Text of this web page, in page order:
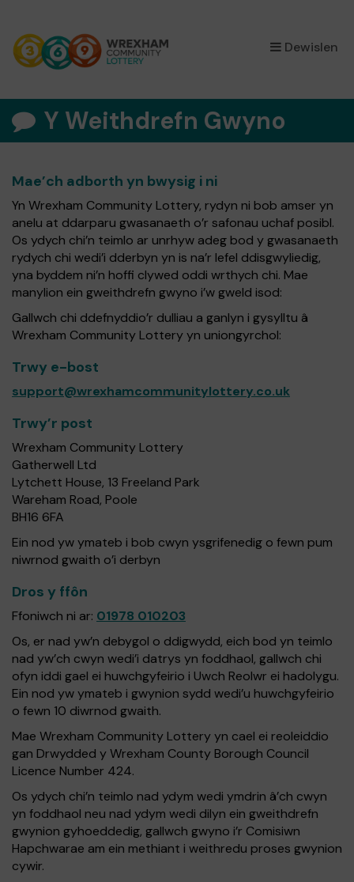
Dewislen
×
Y Weithdrefn Gwyno
Mae’ch adborth yn bwysig i ni
Yn Wrexham Community Lottery, rydyn ni bob amser yn
anelu at ddarparu gwasanaeth o’r safonau uchaf posibl.
Os ydych chi’n teimlo ar unrhyw adeg bod y gwasanaeth
rydych chi wedi’i dderbyn yn is na’r lefel ddisgwyliedig,
yna byddem ni’n hoffi clywed oddi wrthych chi. Mae
manylion ein gweithdrefn gwyno i’w gweld isod:
Gallwch chi ddefnyddio’r dulliau a ganlyn i gysylltu â
Wrexham Community Lottery yn uniongyrchol:
Trwy e-bost
support@wrexhamcommunitylottery.co.uk
Trwy’r post
Wrexham Community Lottery
Gatherwell Ltd
Lytchett House, 13 Freeland Park
Wareham Road, Poole
BH16 6FA
Ein nod yw ymateb i bob cwyn ysgrifenedig o fewn pum
niwrnod gwaith o’i derbyn
Dros y ffôn
Ffoniwch ni ar: 01978 010203
Os, er nad yw’n debygol o ddigwydd, eich bod yn teimlo
nad yw’ch cwyn wedi’i datrys yn foddhaol, gallwch chi
ofyn iddi gael ei huwchgyfeirio i Uwch Reolwr ei hadolygu.
Ein nod yw ymateb i gwynion sydd wedi’u huwchgyfeirio
o fewn 10 diwrnod gwaith.
Mae Wrexham Community Lottery yn cael ei reoleiddio
gan Drwydded y Wrexham County Borough Council
Licence Number 424.
Os ydych chi’n teimlo nad ydym wedi ymdrin â’ch cwyn
yn foddhaol neu nad ydym wedi dilyn ein gweithdrefn
gwynion gyhoeddedig, gallwch gwyno i’r Comisiwn
Hapchwarae am ein methiant i weithredu proses gwynion
cywir.